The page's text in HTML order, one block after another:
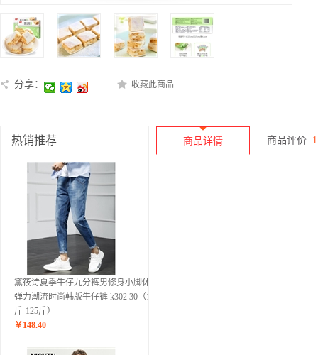
分享： 收藏此商品
热销推荐
黛筱诗夏季牛仔九分裤男修身小脚休闲
弹力潮流时尚韩版牛仔裤 k302 30（110
斤-125斤）
￥ 148.40
商品详情 商品评价